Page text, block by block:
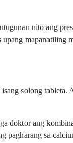
nito ang
mapanatiling
solong
doktor ang
sa